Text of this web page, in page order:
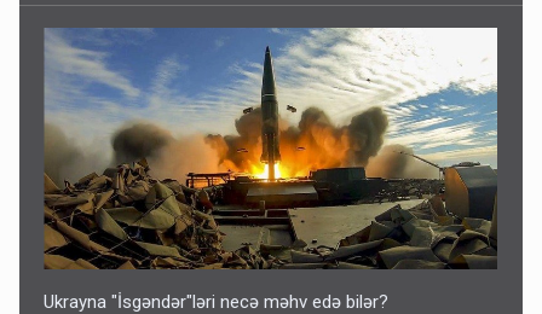
Ukrayna "İsgəndər"ləri necə məhv edə bilər?